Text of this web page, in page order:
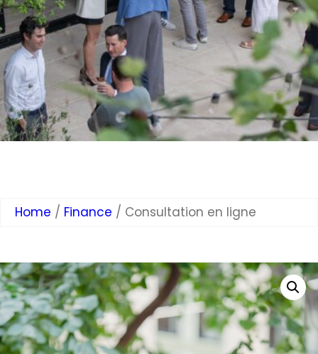
Home / Finance / Consultation en ligne